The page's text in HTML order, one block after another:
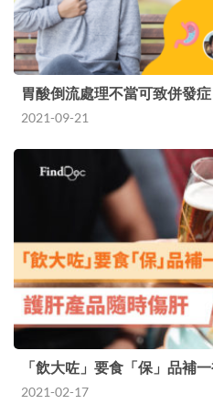
胃酸倒流處理不當可致併發
2021-09-21
「飲大咗」要食「保」品補
2021-02-17